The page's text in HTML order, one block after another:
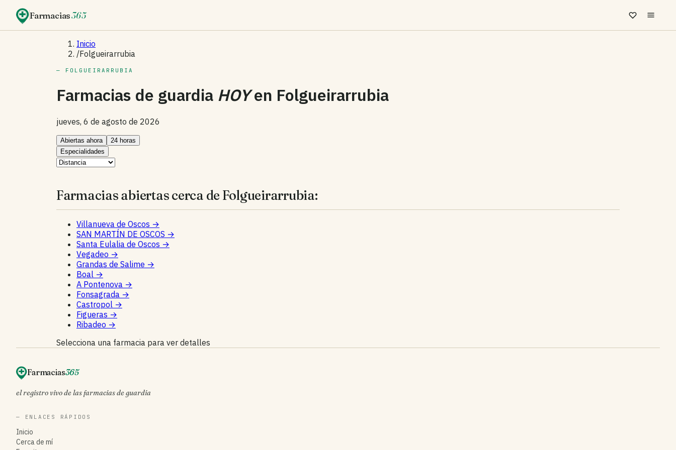
Farmacias365
Inicio
/Folgueirarrubia
— FOLGUEIRARRUBIA
Farmacias de guardia HOYen Folgueirarrubia
jueves, 6 de agosto de 2026
Abiertas ahora
24 horas
Especialidades
Farmacias abiertas cerca de Folgueirarrubia:
Villanueva de Oscos →
SAN MARTÍN DE OSCOS →
Santa Eulalia de Oscos →
Vegadeo →
Grandas de Salime →
Boal →
A Pontenova →
Fonsagrada →
Castropol →
Figueras →
Ribadeo →
Selecciona una farmacia para ver detalles
Farmacias365
el registro vivo de las farmacias de guardia
— ENLACES RÁPIDOS
Inicio
Cerca de mí